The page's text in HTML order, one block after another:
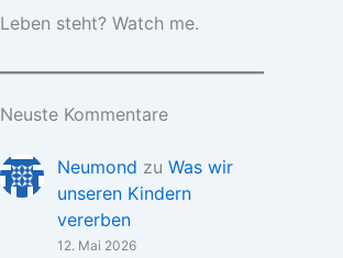
Leben steht? Watch me.
Neuste Kommentare
Neumond zu Was wir
unseren Kindern
vererben
12. Mai 2026